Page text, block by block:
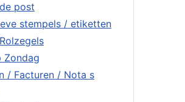
post
stempels / etiketten
Zondag
/ Facturen / Nota s